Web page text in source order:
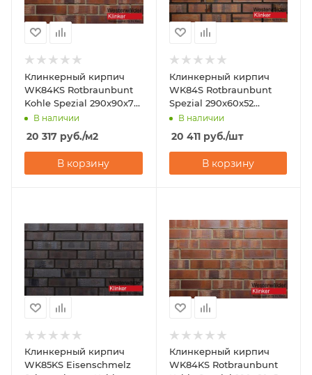
Клинкерный кирпич
WK84KS Rotbraunbunt
Kohle Spezial 290x90x71
Westerwalder Klinker
В наличии
20 317 руб./м2
В корзину
Клинкерный кирпич
WK84S Rotbraunbunt
Spezial 290x60x52
Westerwalder Klinker
В наличии
20 411руб./шт
В корзину
Клинкерный кирпич
WK85KS Eisenschmelz
Клинкерный кирпич
WK84KS Rotbraunbunt